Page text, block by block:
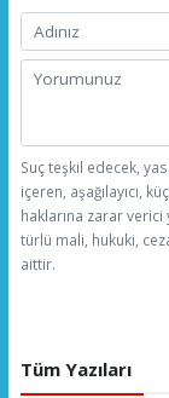
Suç teşkil edecek,
içeren, aşağılayıcı,
haklarına zarar
türlü mali, hukuki,
aittir.
Tüm Yazıları